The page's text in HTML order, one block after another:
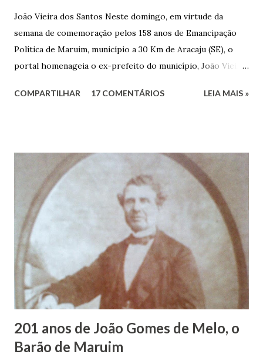
João Vieira dos Santos Neste domingo, em virtude da
semana de comemoração pelos 158 anos de Emancipação
Política de Maruim, município a 30 Km de Aracaju (SE), o
portal homenageia o ex-prefeito do município, João Vieira
Vieira dos Santos e Arlinda Barroso dos Santos, nasceu em
infância pobre, João Vieira não pôde se dedicar aos
estudos, e então passou a colocar o trabalho em primeiro
plano para auxiliar na renda familiar. No comércio foi
garçon, dono de bar, de armarinho e depois de uma
panificação. “Ao contrário de muitos, que renegam suas
raízes e procuram obscurecer seu passado, orgulhava-se
em defender o pão como garçon, tendo incontáveis vezes
que trabalhar copiosamente fora de seu horário normal em
trocas de gorjetas que c...
COMPARTILHAR 17 COMENTÁRIOS LEIA MAIS »
201 anos de João Gomes de Melo, o
Barão de Maruim